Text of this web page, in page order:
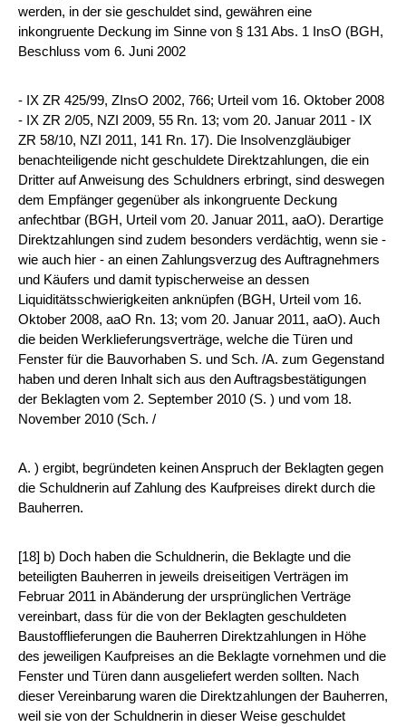
werden, in der sie geschuldet sind, gewähren eine
inkongruente Deckung im Sinne von § 131 Abs. 1 InsO (BGH,
Beschluss vom 6. Juni 2002
- IX ZR 425/99, ZInsO 2002, 766; Urteil vom 16. Oktober 2008
- IX ZR 2/05, NZI 2009, 55 Rn. 13; vom 20. Januar 2011 - IX
ZR 58/10, NZI 2011, 141 Rn. 17). Die Insolvenzgläubiger
benachteiligende nicht geschuldete Direktzahlungen, die ein
Dritter auf Anweisung des Schuldners erbringt, sind deswegen
dem Empfänger gegenüber als inkongruente Deckung
anfechtbar (BGH, Urteil vom 20. Januar 2011, aaO). Derartige
Direktzahlungen sind zudem besonders verdächtig, wenn sie -
wie auch hier - an einen Zahlungsverzug des Auftragnehmers
und Käufers und damit typischerweise an dessen
Liquiditätsschwierigkeiten anknüpfen (BGH, Urteil vom 16.
Oktober 2008, aaO Rn. 13; vom 20. Januar 2011, aaO). Auch
die beiden Werklieferungsverträge, welche die Türen und
Fenster für die Bauvorhaben S. und Sch. /A. zum Gegenstand
haben und deren Inhalt sich aus den Auftragsbestätigungen
der Beklagten vom 2. September 2010 (S. ) und vom 18.
November 2010 (Sch. /
A. ) ergibt, begründeten keinen Anspruch der Beklagten gegen
die Schuldnerin auf Zahlung des Kaufpreises direkt durch die
Bauherren.
[18] b) Doch haben die Schuldnerin, die Beklagte und die
beteiligten Bauherren in jeweils dreiseitigen Verträgen im
Februar 2011 in Abänderung der ursprünglichen Verträge
vereinbart, dass für die von der Beklagten geschuldeten
Baustofflieferungen die Bauherren Direktzahlungen in Höhe
des jeweiligen Kaufpreises an die Beklagte vornehmen und die
Fenster und Türen dann ausgeliefert werden sollten. Nach
dieser Vereinbarung waren die Direktzahlungen der Bauherren,
weil sie von der Schuldnerin in dieser Weise geschuldet